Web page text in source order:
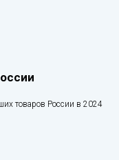
товаров России в 2024